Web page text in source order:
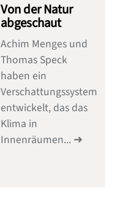
Von der Natur
abgeschaut
Achim Menges und
Thomas Speck
haben ein
Verschattungssystem
entwickelt, das das
Klima in
Innenräumen...